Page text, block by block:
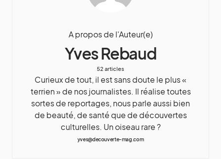
A propos de l'Auteur(e)
Yves Rebaud
52 articles
Curieux de tout, il est sans doute le plus «
terrien » de nos journalistes. Il réalise toutes
sortes de reportages, nous parle aussi bien
de beauté, de santé que de découvertes
culturelles. Un oiseau rare ?
yves@decouverte-mag.com